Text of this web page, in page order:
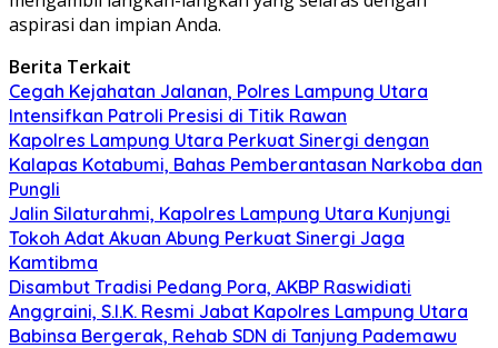
aspirasi dan impian Anda.
Berita Terkait
Cegah Kejahatan Jalanan, Polres Lampung Utara
Intensifkan Patroli Presisi di Titik Rawan
Kapolres Lampung Utara Perkuat Sinergi dengan
Kalapas Kotabumi, Bahas Pemberantasan Narkoba dan
Pungli
Jalin Silaturahmi, Kapolres Lampung Utara Kunjungi
Tokoh Adat Akuan Abung Perkuat Sinergi Jaga
Kamtibma
Disambut Tradisi Pedang Pora, AKBP Raswidiati
Anggraini, S.I.K. Resmi Jabat Kapolres Lampung Utara
Babinsa Bergerak, Rehab SDN di Tanjung Pademawu